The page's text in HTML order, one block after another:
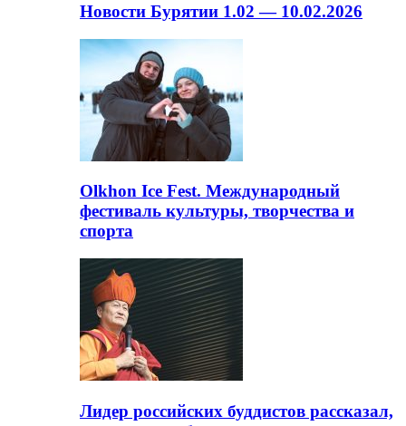
Новости Бурятии 1.02 — 10.02.2026
Olkhon Ice Fest. Международный
фестиваль культуры, творчества и
спорта
Лидер российских буддистов рассказал,